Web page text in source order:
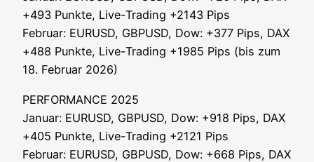
+493 Punk­te, Live-Tra­ding +2143 Pips
Febru­ar: EURUSD, GBPUSD, Dow: +377 Pips, DAX
+488 Punk­te, Live-Tra­ding +1985 Pips (bis zum
18. Febru­ar 2026)
PERFORMANCE 2025
Janu­ar: EURUSD, GBPUSD, Dow: +918 Pips, DAX
+405 Punk­te, Live-Tra­ding +2121 Pips
Febru­ar: EURUSD, GBPUSD, Dow: +668 Pips, DAX